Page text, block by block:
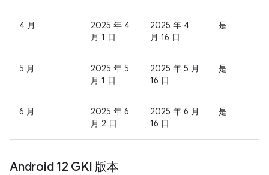
4 月
2025 年 4
月 1 日
2025 年 4
月 16 日
是
5 月
2025 年 5
月 1 日
2025 年 5 月
16 日
是
6 月
2025 年 6
月 2 日
2025 年 6 月
16 日
是
Android 12 GKI 版本